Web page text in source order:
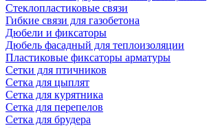
Стеклопластиковые связи
Гибкие связи для газобетона
Дюбели и фиксаторы
Дюбель фасадный для теплоизоляции
Пластиковые фиксаторы арматуры
Сетки для птичников
Сетка для цыплят
Сетка для курятника
Сетка для перепелов
Сетка для брудера